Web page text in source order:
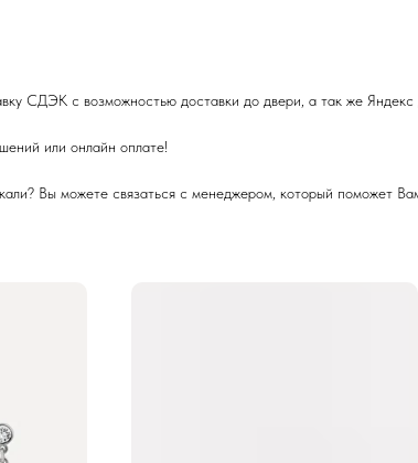
СДЭК с возможностью доставки до двери, а так же
или онлайн оплате!
Вы можете связаться с менеджером, который поможет